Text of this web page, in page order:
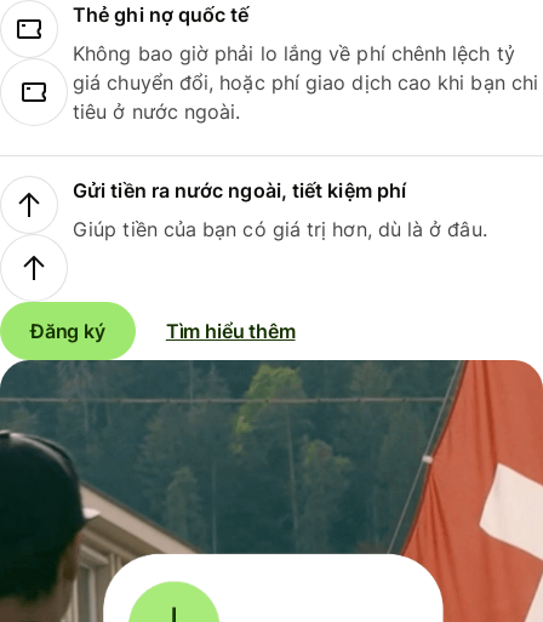
Thẻ ghi nợ quốc tế
Không bao giờ phải lo lắng về phí chênh lệch tỷ
giá chuyển đổi, hoặc phí giao dịch cao khi bạn chi
tiêu ở nước ngoài.
Gửi tiền ra nước ngoài, tiết kiệm phí
Giúp tiền của bạn có giá trị hơn, dù là ở đâu.
Đăng ký Tìm hiểu thêm